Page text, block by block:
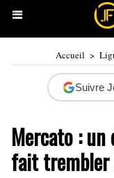
Accueil >
Suivre
Mercato :
fait trembler